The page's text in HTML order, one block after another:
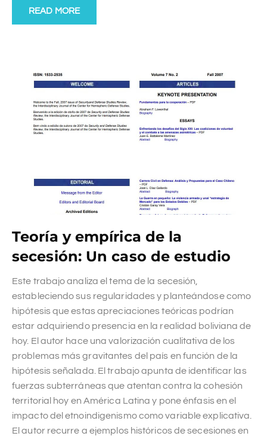
READ MORE
Teoría y empírica de la
secesión: Un caso de estudio
Este trabajo analiza el tema de la secesión,
estableciendo sus regularidades y planteándose como
hipótesis que estas apreciaciones teóricas podrían
estar adquiriendo presencia en la realidad boliviana de
hoy. El autor hace una valorización cualitativa de los
problemas más gravitantes del país en función de la
hipótesis señalada. El trabajo apunta de identificar las
fuerzas subterráneas que atentan contra la cohesión
territorial hoy en América Latina y pone énfasis en el
impacto del etnoindigenismo como variable explicativa.
El autor recurre a ejemplos históricos de secesiones en